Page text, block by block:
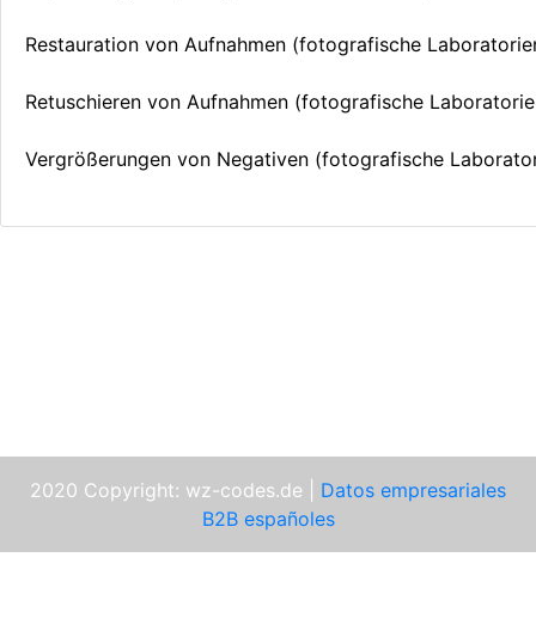
Restauration von Aufnahmen (fotografische
Retuschieren von Aufnahmen (fotografische
Vergrößerungen von Negativen (fotografische
2020 Copyright: wz-codes.de | Datos empresariales
B2B españoles